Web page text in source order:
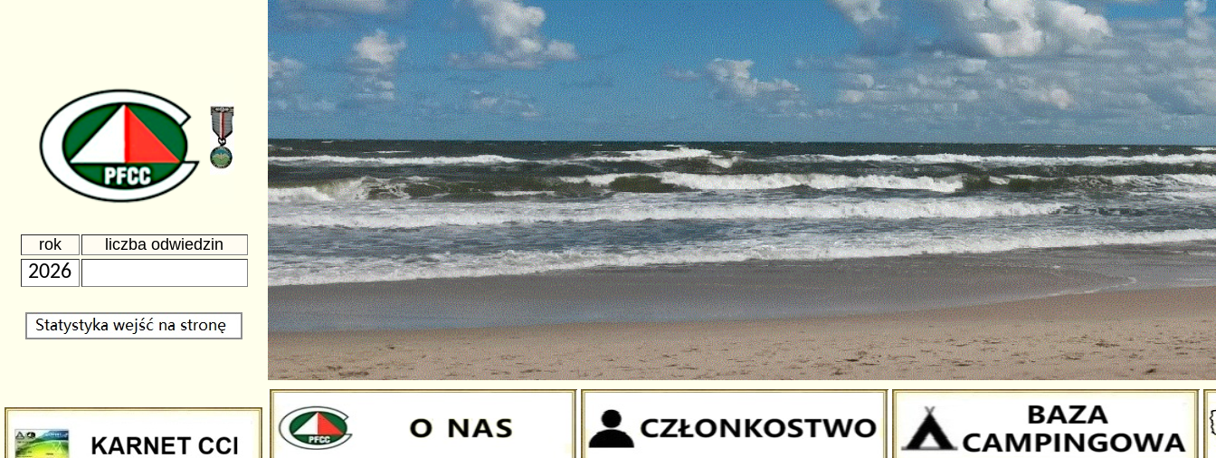
rok liczba odwiedzin
2026